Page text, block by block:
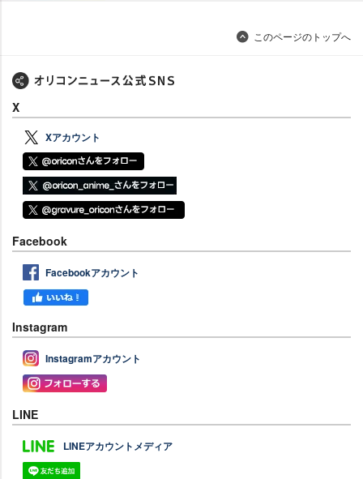
このページのトップへ
X
Xアカウント
Facebook
Facebookアカウント
Instagram
Instagramアカウント
LINE
LINEアカウントメディア